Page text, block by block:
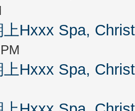
Hxxx Spa,
Hxxx Spa,